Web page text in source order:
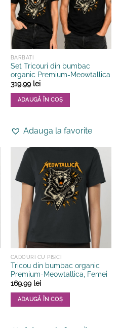
BARBATI
Set Tricouri din bumbac
organic Premium-Meowtallica
319.99 lei
ADAUGĂ ÎN COȘ
are
multe
variații.
Opțiunile
alese
pagina
produsului.
Adauga la favorite
CADOURI CU PISICI
Tricou din bumbac organic
Premium-Meowtallica, Femei
169.99 lei
ADAUGĂ ÎN COȘ